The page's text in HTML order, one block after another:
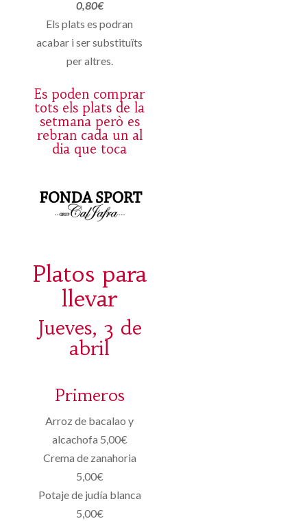
0,80€
Els plats es podran
acabar i ser substituïts
per altres.
Es poden comprar
tots els plats de la
setmana però es
rebran cada un al
dia que toca
Platos para
llevar
Jueves, 3 de
abril
Primeros
Arroz de bacalao y
alcachofa 5,00€
Crema de zanahoria
5,00€
Potaje de judía blanca
5,00€